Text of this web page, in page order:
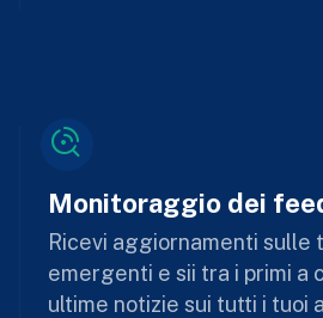
Monitoraggio dei
Ricevi aggiornamenti sulle
emergenti e sii tra i primi a
ultime notizie sui tutti i tuoi